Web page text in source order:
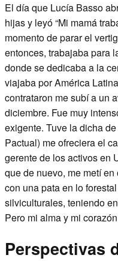
El día que Lucía Basso
hijas y leyó “Mi mamá
momento de parar el
entonces, trabajaba para
donde se dedicaba a la
viajaba por América
contrataron me subí a un
diciembre. Fue muy
exigente. Tuve la dicha
Pactual) me ofreciera el
gerente de los activos en
que de nuevo, me metí
con una pata en lo
silviculturales, teniendo
Pero mi alma y mi
Perspectivas